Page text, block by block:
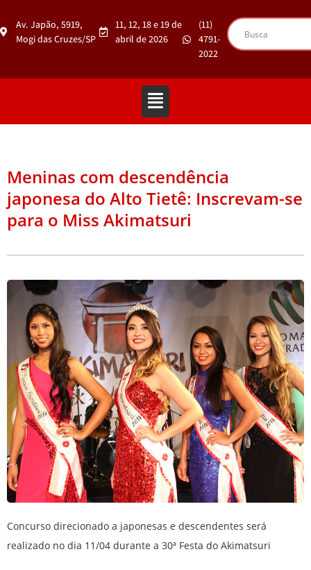
Av. Japão, 5919,
Mogi das Cruzes/SP
11, 12, 18 e 19 de
abril de 2026
(11)
4791-
2022
Meninas com descendência
japonesa do Alto Tietê: Inscrevam-se
para o Miss Akimatsuri
Concurso direcionado a japonesas e descendentes será
realizado no dia 11/04 durante a 30ª Festa do Akimatsuri